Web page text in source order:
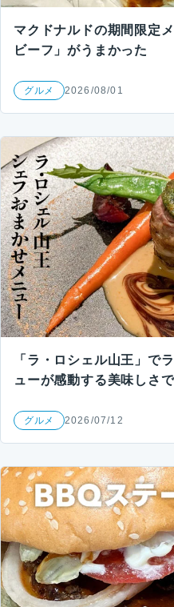
マクドナルドの期間限定
ビーフ」がうまかった
グルメ 2026/08/01
「ラ・ロシェル山王」で
ューが感動する美味しさで
グルメ 2026/07/12